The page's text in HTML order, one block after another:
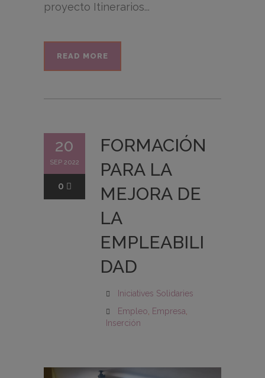
proyecto Itinerarios...
READ MORE
20
SEP 2022
0
FORMACIÓN
PARA LA
MEJORA DE
LA
EMPLEABILI
DAD
Iniciatives Solidaries
Empleo
Empresa
Inserción